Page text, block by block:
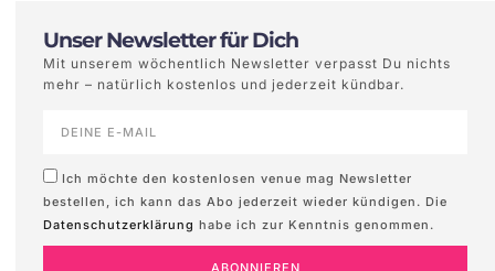
Unser Newsletter für Dich
Mit unserem wöchentlich Newsletter verpasst Du nichts
mehr – natürlich kostenlos und jederzeit kündbar.
Ich möchte den kostenlosen venue mag Newsletter
bestellen, ich kann das Abo jederzeit wieder kündigen. Die
Datenschutzerklärung habe ich zur Kenntnis genommen.
ABONNIEREN